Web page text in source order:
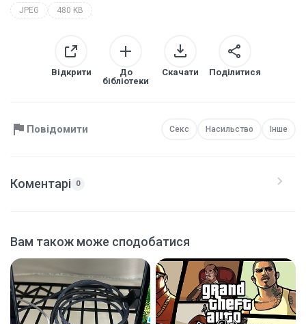
JPEG 480 KB
Відкрити
До
бібліотеки
Скачати Поділитися
Повідомити Секс Насильство Інше
Коментарі 0
Вам також може сподобатися